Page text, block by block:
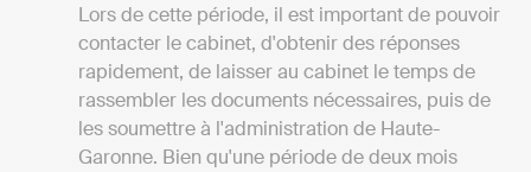
Lors de cette période, il est important de pouvoir
contacter le cabinet, d'obtenir des réponses
rapidement, de laisser au cabinet le temps de
rassembler les documents nécessaires, puis de
les soumettre à l'administration de Haute-
Garonne. Bien qu'une période de deux mois